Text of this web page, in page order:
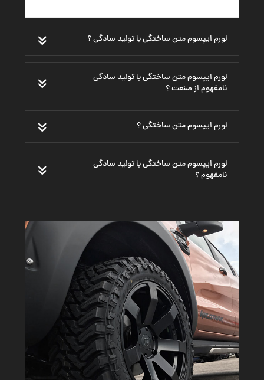
لورم ایپسوم متن ساختگی با تولید سادگی ؟
لورم ایپسوم متن ساختگی با تولید سادگی
نامفهوم از صنعت ؟
لورم ایپسوم متن ساختگی ؟
لورم ایپسوم متن ساختگی با تولید سادگی
نامفهوم ؟